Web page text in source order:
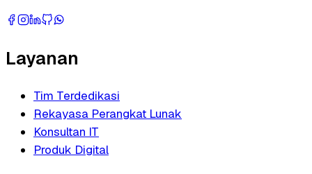
Layanan
Tim Terdedikasi
Rekayasa Perangkat Lunak
Konsultan IT
Produk Digital